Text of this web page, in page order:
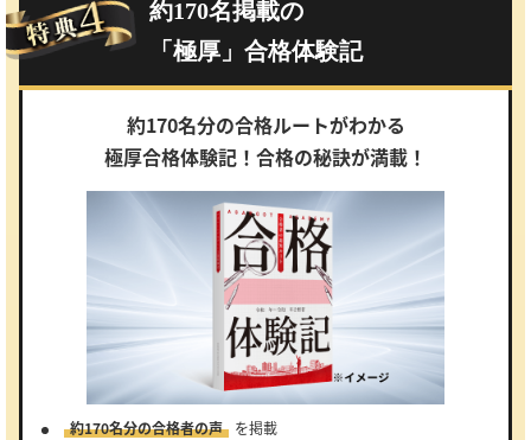
約170名掲載の
「極厚」合格体験記
約170名分の合格ルートがわかる
極厚合格体験記！合格の秘訣が満載！
約170名分の合格者の声
を掲載